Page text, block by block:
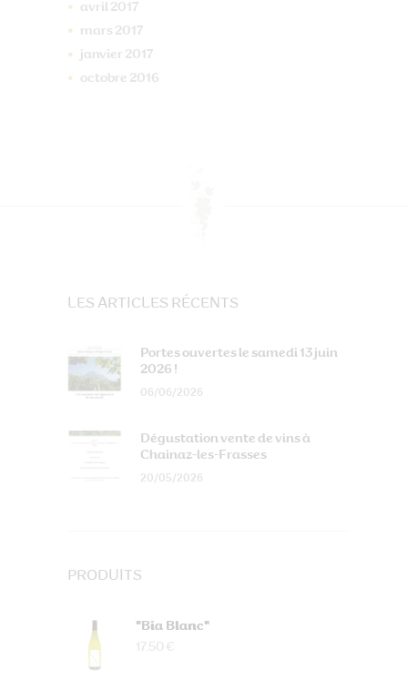
avril 2017
mars 2017
janvier 2017
octobre 2016
LES ARTICLES RÉCENTS
Portes ouvertes le samedi 13 juin
2026 !
06/06/2026
Dégustation vente de vins à
Chainaz-les-Frasses
20/05/2026
PRODUITS
"Bia Blanc"
17.50 €